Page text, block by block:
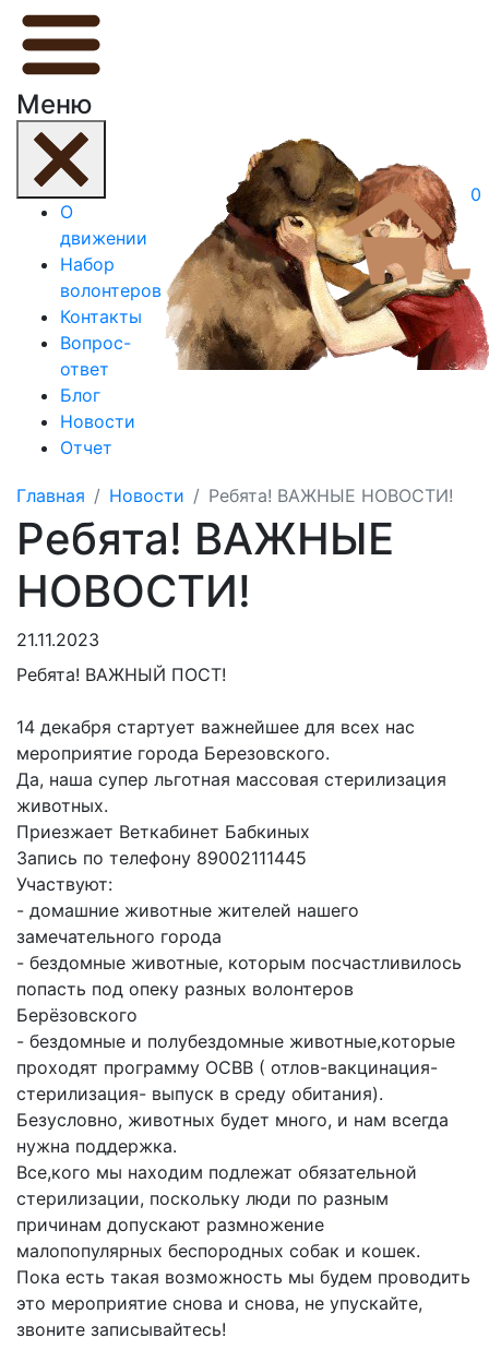
Меню
О
движении
Набор
волонтеров
Контакты
Вопрос-
ответ
Блог
Новости
Отчет
0
Главная Новости Ребята! ВАЖНЫЕ НОВОСТИ!
Ребята! ВАЖНЫЕ
НОВОСТИ!
21.11.2023
Ребята! ВАЖНЫЙ ПОСТ!
14 декабря стартует важнейшее для всех нас
мероприятие города Березовского.
Да, наша супер льготная массовая стерилизация
животных.
Приезжает Веткабинет Бабкиных
Запись по телефону 89002111445
Участвуют:
- домашние животные жителей нашего
замечательного города
- бездомные животные, которым посчастливилось
попасть под опеку разных волонтеров
Берёзовского
- бездомные и полубездомные животные,которые
проходят программу ОСВВ ( отлов-вакцинация-
стерилизация- выпуск в среду обитания).
Безусловно, животных будет много, и нам всегда
нужна поддержка.
Все,кого мы находим подлежат обязательной
стерилизации, поскольку люди по разным
причинам допускают размножение
малопопулярных беспородных собак и кошек.
Пока есть такая возможность мы будем проводить
это мероприятие снова и снова, не упускайте,
звоните записывайтесь!